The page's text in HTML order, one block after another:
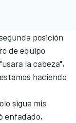
posición
de equipo
la cabeza",
haciendo
sigue mis
enfadado,